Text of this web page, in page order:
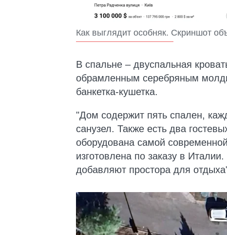
Как выглядит особняк. Скриншот
В спальне – двуспальная
обрамленным серебряным
банкетка-кушетка.
"Дом содержит пять спален,
санузел. Также есть два
оборудована самой
изготовлена по заказу в
добавляют простора для